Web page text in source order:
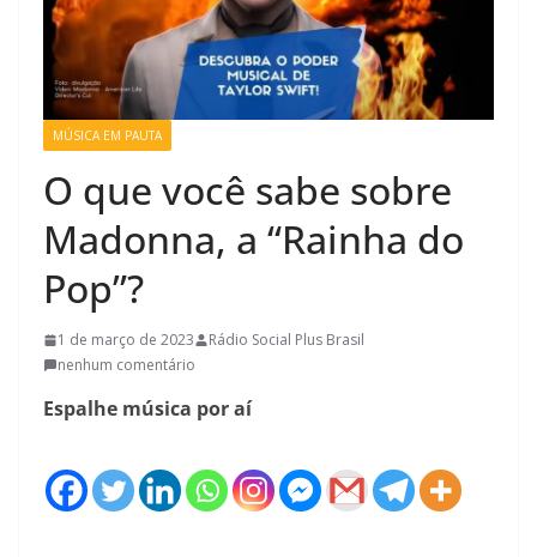
MÚSICA EM PAUTA
O que você sabe sobre
Madonna, a “Rainha do
Pop”?
1 de março de 2023
Rádio Social Plus Brasil
nenhum comentário
Espalhe música por aí